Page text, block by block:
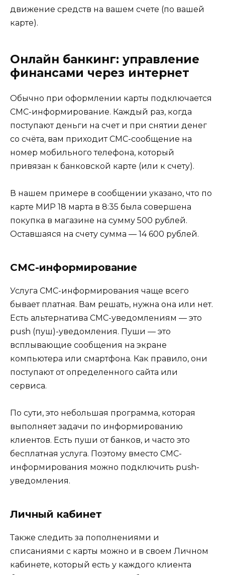
движение средств на вашем счете (по вашей
карте).
Онлайн банкинг: управление
финансами через интернет
Обычно при оформлении карты подключается
СМС-информирование. Каждый раз, когда
поступают деньги на счет и при снятии денег
со счёта, вам приходит СМС-сообщение на
номер мобильного телефона, который
привязан к банковской карте (или к счету).
В нашем примере в сообщении указано, что по
карте МИР 18 марта в 8:35 была совершена
покупка в магазине на сумму 500 рублей.
Оставшаяся на счету сумма — 14 600 рублей.
СМС-информирование
Услуга СМС-информирования чаще всего
бывает платная. Вам решать, нужна она или нет.
Есть альтернатива СМС-уведомлениям — это
push (пуш)-уведомления. Пуши — это
всплывающие сообщения на экране
компьютера или смартфона. Как правило, они
поступают от определенного сайта или
сервиса.
По сути, это небольшая программа, которая
выполняет задачи по информированию
клиентов. Есть пуши от банков, и часто это
бесплатная услуга. Поэтому вместо СМС-
информирования можно подключить push-
уведомления.
Личный кабинет
Также следить за пополнениями и
списаниями с карты можно и в своем Личном
кабинете, который есть у каждого клиента